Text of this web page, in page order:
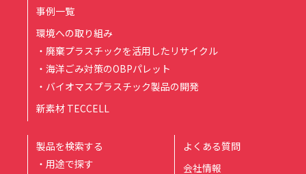
事例一覧
環境への取り組み
・廃棄プラスチックを活用したリサイクル
・海洋ごみ対策のOBPパレット
・バイオマスプラスチック製品の開発
新素材 TECCELL
製品を検索する
・用途で探す
よくある質問
会社情報